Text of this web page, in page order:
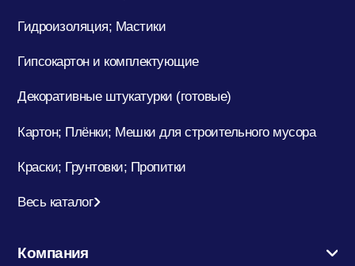
Гидроизоляция; Мастики
Гипсокартон и комплектующие
Декоративные штукатурки (готовые)
Картон; Плёнки; Мешки для строительного мусора
Краски; Грунтовки; Пропитки
Весь каталог
Компания